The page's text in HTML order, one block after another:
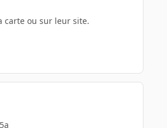
carte ou sur leur site.